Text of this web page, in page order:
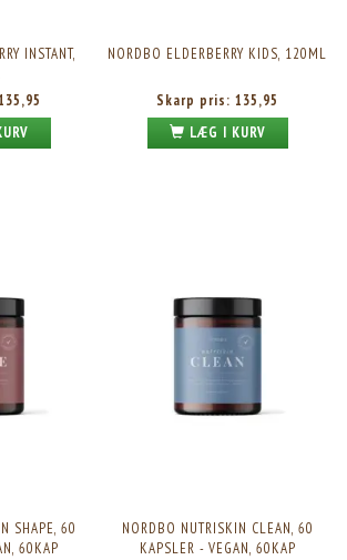
INSTANT,
NORDBO ELDERBERRY KIDS, 120ML
Skarp pris: 135,95
LÆG I KURV
SHAPE, 60
60KAP
NORDBO NUTRISKIN CLEAN, 60
KAPSLER - VEGAN, 60KAP